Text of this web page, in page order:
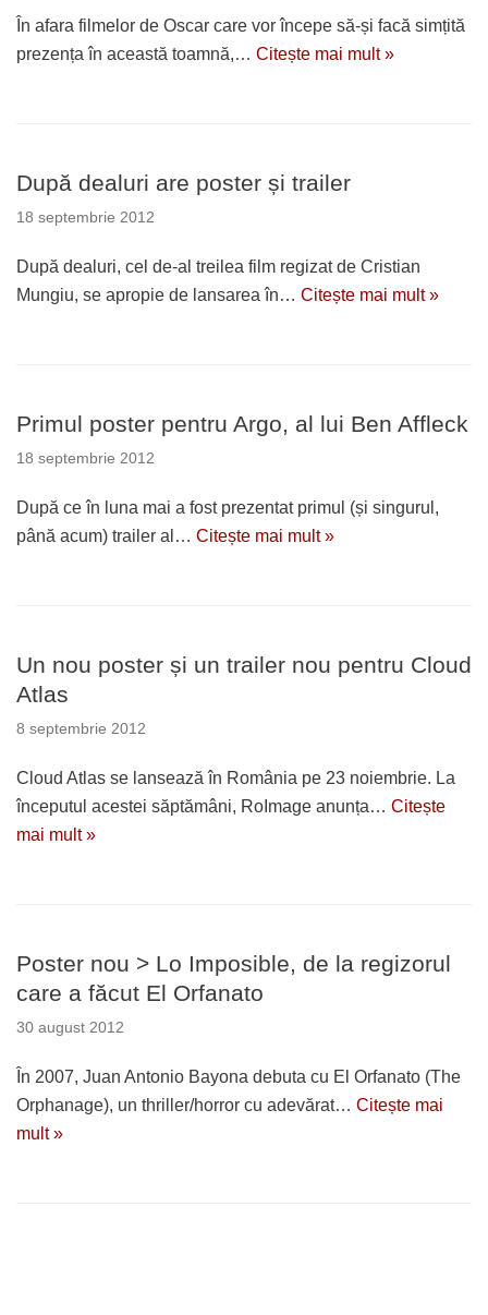
În afara filmelor de Oscar care vor începe să-și facă simțită
prezența în această toamnă,… Citește mai mult »
După dealuri are poster și trailer
18 septembrie 2012
După dealuri, cel de-al treilea film regizat de Cristian
Mungiu, se apropie de lansarea în… Citește mai mult »
Primul poster pentru Argo, al lui Ben Affleck
18 septembrie 2012
După ce în luna mai a fost prezentat primul (și singurul,
până acum) trailer al… Citește mai mult »
Un nou poster și un trailer nou pentru Cloud
Atlas
8 septembrie 2012
Cloud Atlas se lansează în România pe 23 noiembrie. La
începutul acestei săptămâni, RoImage anunța… Citește
mai mult »
Poster nou > Lo Imposible, de la regizorul
care a făcut El Orfanato
30 august 2012
În 2007, Juan Antonio Bayona debuta cu El Orfanato (The
Orphanage), un thriller/horror cu adevărat… Citește mai
mult »